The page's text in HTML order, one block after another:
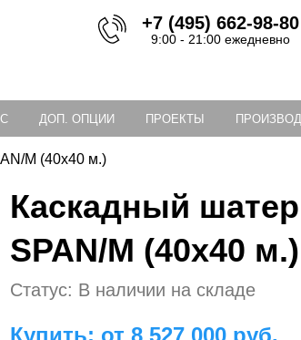
+7 (495) 662-98-80
9:00 - 21:00 ежедневно
ДОП. ОПЦИИ ПРОЕКТЫ
M (40x40 м.)
Каскадный
SPAN/M (40x40 м.)
Статус: В наличии на складе
Купить: от 8 527 000 руб.